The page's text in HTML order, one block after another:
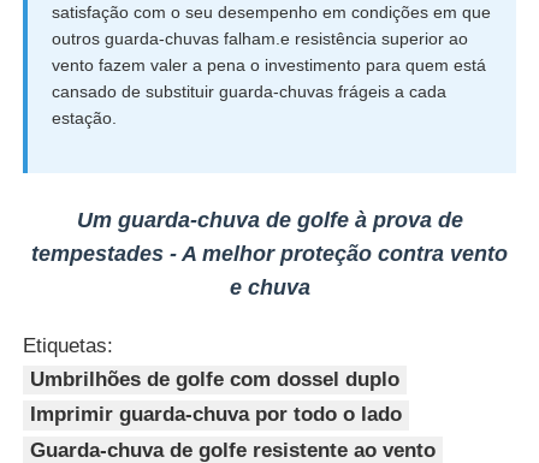
satisfação com o seu desempenho em condições em que
outros guarda-chuvas falham.e resistência superior ao
vento fazem valer a pena o investimento para quem está
cansado de substituir guarda-chuvas frágeis a cada
estação.
Um guarda-chuva de golfe à prova de
tempestades - A melhor proteção contra vento
e chuva
Etiquetas:
Umbrilhões de golfe com dossel duplo
Imprimir guarda-chuva por todo o lado
Guarda-chuva de golfe resistente ao vento